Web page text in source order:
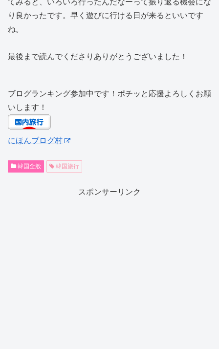
てみると、いろいろ行ったんだなーって振り返る機会にな
り良かったです。早く遊びに行ける日が来るといいです
ね。
最後まで読んでくださりありがとうございました！
ブログランキング参加中です！ポチッと応援よろしくお願
いします！
にほんブログ村
韓国全般 韓国旅行
スポンサーリンク